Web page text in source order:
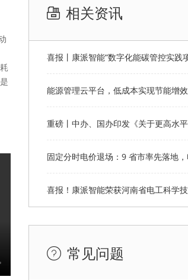
相关资讯
能源管理云平台，低成本实现节能增效
常见问题